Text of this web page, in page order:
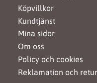
Köpvillkor
Kundtjänst
Mina sidor
Om oss
Policy och cookies
Reklamation och retur